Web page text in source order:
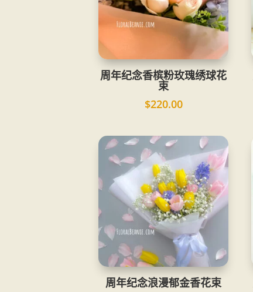
周年纪念香槟粉玫瑰绣球花
束
$220.00
周年纪念浪漫郁金香花束